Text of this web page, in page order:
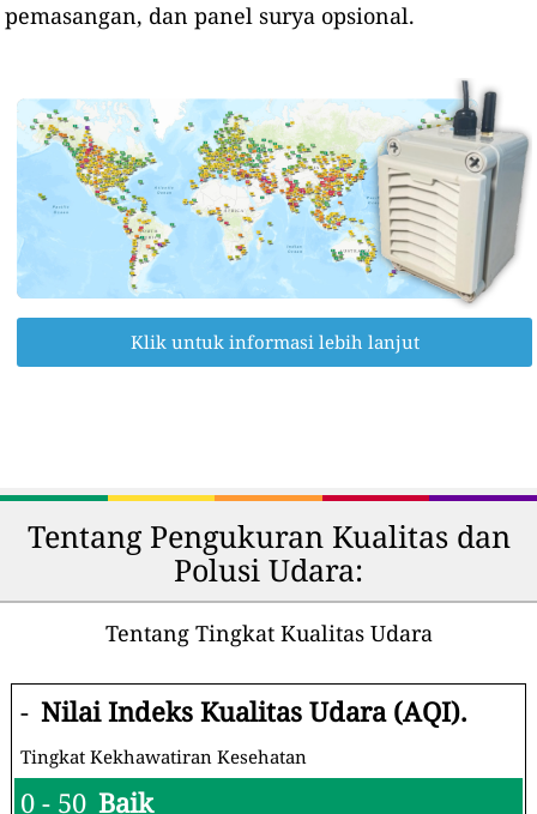
pemasangan, dan panel surya opsional.
Klik untuk informasi lebih lanjut
Tentang Pengukuran Kualitas dan
Polusi Udara:
Tentang Tingkat Kualitas Udara
- Nilai Indeks Kualitas Udara (AQI).
Tingkat Kekhawatiran Kesehatan
0 - 50 Baik